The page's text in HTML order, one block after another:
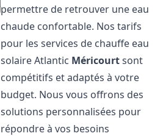
permettre de retrouver une eau
chaude confortable. Nos tarifs
pour les services de chauffe eau
solaire Atlantic Méricourtsont
compétitifs et adaptés à votre
budget. Nous vous offrons des
solutions personnalisées pour
répondre à vos besoins